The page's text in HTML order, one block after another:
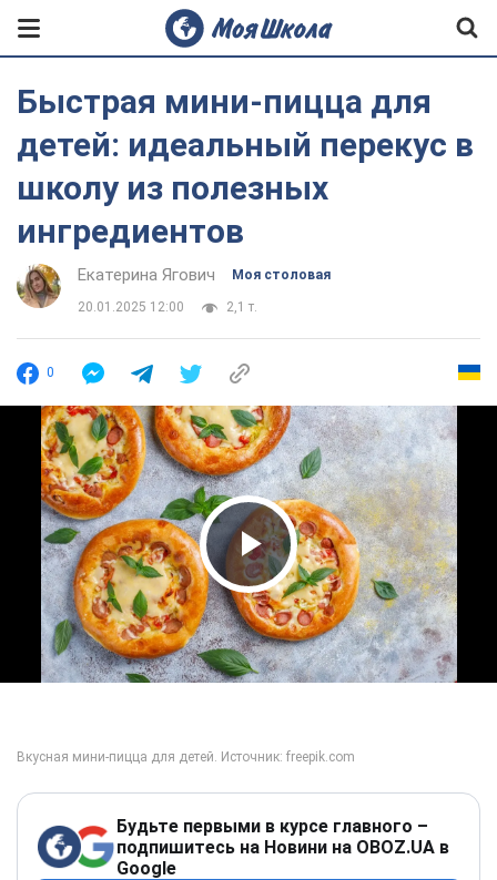
Быстрая мини-пицца для
детей: идеальный перекус в
школу из полезных
ингредиентов
Екатерина Ягович Моя столовая
20.01.2025 12:00 2,1 т.
0
Play Video
Будьте первыми в курсе главного –
подпишитесь на Новини на OBOZ.UA в
Google